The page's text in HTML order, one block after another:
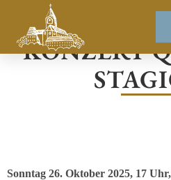
KONZERT
Sonntag 26. Oktober 2025, 17 Uhr,